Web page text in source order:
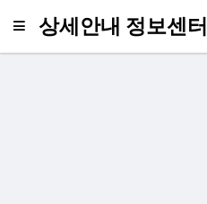
상세안내 정보센터